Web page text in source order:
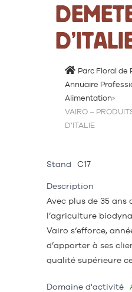
Parc Floral de
Annuaire
Alimentation>
VAIRO –
D’ITALIE
Stand C17
Description
Avec plus de 35 ans
l’agriculture
Vairo s‘efforce,
d’apporter à ses
qualité supérieure
Domaine d'activité